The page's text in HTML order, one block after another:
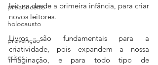
preconceito
holocausto
prevenção
crises
leitura desde a primeira infância, para criar
novos leitores.
Livros são fundamentais para a
criatividade, pois expandem a nossa
imaginação, e para todo tipo de